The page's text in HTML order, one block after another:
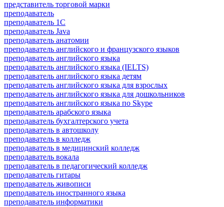
представитель торговой марки
преподаватель
преподаватель 1С
преподаватель Java
преподаватель анатомии
преподаватель английского и французского языков
преподаватель английского языка
преподаватель английского языка (IELTS)
преподаватель английского языка детям
преподаватель английского языка для взрослых
преподаватель английского языка для дошкольников
преподаватель английского языка по Skype
преподаватель арабского языка
преподаватель бухгалтерского учета
преподаватель в автошколу
преподаватель в колледж
преподаватель в медицинский колледж
преподаватель вокала
преподаватель в педагогический колледж
преподаватель гитары
преподаватель живописи
преподаватель иностранного языка
преподаватель информатики